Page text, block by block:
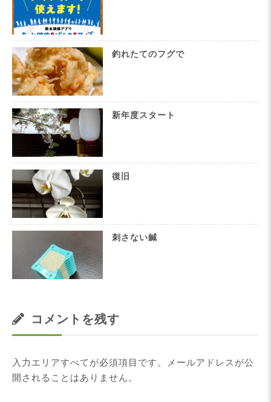
釣れたてのフグで
新年度スタート
復旧
刺さない鍼
コメントを残す
入力エリアすべてが必須項目です。メールアドレスが公
開されることはありません。